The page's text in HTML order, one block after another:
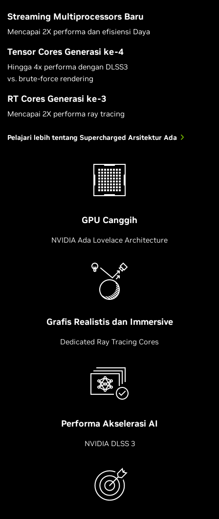
Streaming Multiprocessors Baru
Mencapai 2X performa dan efisiensi Daya
Tensor Cores Generasi ke-4
Hingga 4x performa dengan DLSS3
vs. brute-force rendering
RT Cores Generasi ke-3
Mencapai 2X performa ray tracing
Pelajari lebih tentang Supercharged Arsitektur Ada
GPU Canggih
NVIDIA Ada Lovelace Architecture
Grafis Realistis dan Immersive
Dedicated Ray Tracing Cores
Performa Akselerasi AI
NVIDIA DLSS 3